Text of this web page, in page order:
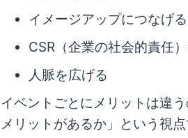
イメージアップにつなげる
CSR（企業の社会的責任
人脈を広げる
イベントごとにメリットは違
メリットがあるか」という視